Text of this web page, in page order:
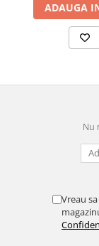
ADAUGA
Nu
Vreau